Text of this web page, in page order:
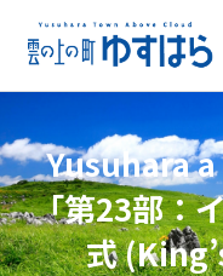
Yusuhara
「第23部：
式